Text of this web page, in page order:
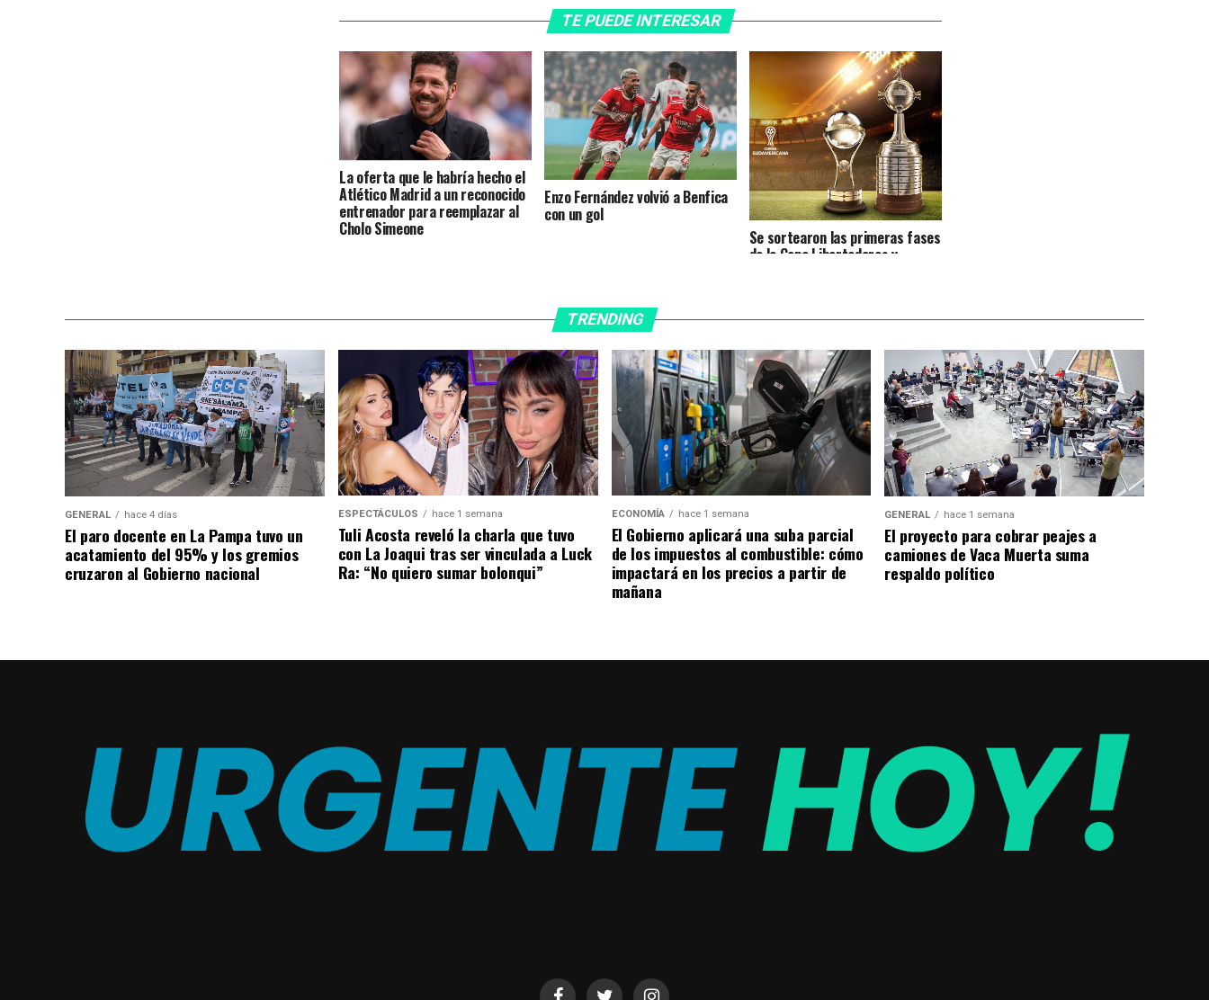
TE PUEDE INTERESAR
La oferta que le habría hecho el
Atlético Madrid a un reconocido
entrenador para reemplazar al
Cholo Simeone
Enzo Fernández volvió a Benfica
con un gol
Se sortearon las primeras fases
de la Copa Libertadores y
TRENDING
GENERAL hace 4 días
El paro docente en La Pampa tuvo un
acatamiento del 95% y los gremios
cruzaron al Gobierno nacional
ESPECTÁCULOS hace 1 semana
Tuli Acosta reveló la charla que tuvo
con La Joaqui tras ser vinculada a Luck
Ra: “No quiero sumar bolonqui”
ECONOMÍA hace 1 semana
El Gobierno aplicará una suba parcial
de los impuestos al combustible: cómo
impactará en los precios a partir de
mañana
GENERAL hace 1 semana
El proyecto para cobrar peajes a
camiones de Vaca Muerta suma
respaldo político